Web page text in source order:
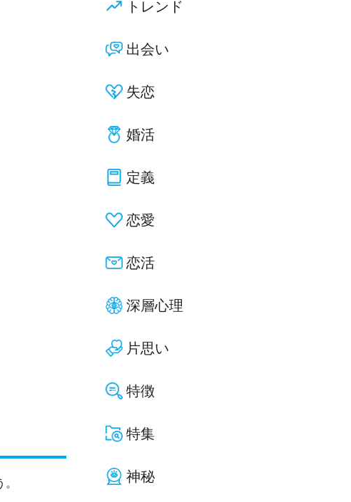
トレンド
出会い
失恋
婚活
定義
恋愛
恋活
深層心理
片思い
特徴
特集
神秘